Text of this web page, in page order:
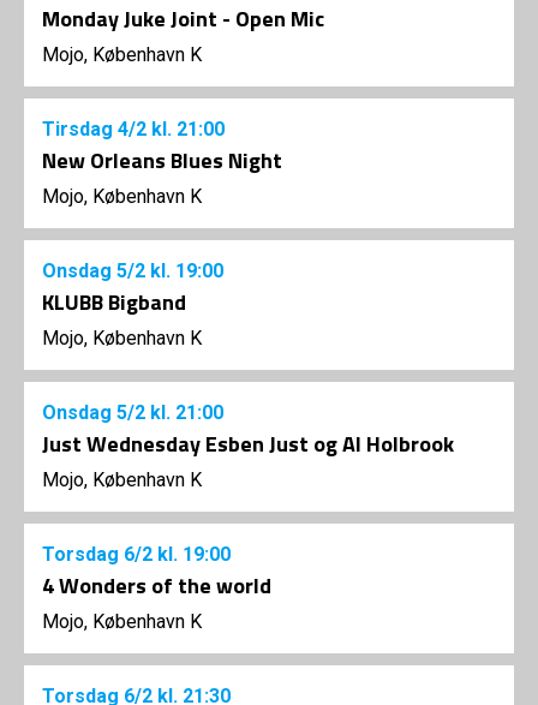
Monday Juke Joint - Open Mic
Mojo, København K
Tirsdag 4/2 kl. 21:00
New Orleans Blues Night
Mojo, København K
Onsdag 5/2 kl. 19:00
KLUBB Bigband
Mojo, København K
Onsdag 5/2 kl. 21:00
Just Wednesday Esben Just og Al Holbrook
Mojo, København K
Torsdag 6/2 kl. 19:00
4 Wonders of the world
Mojo, København K
Torsdag 6/2 kl. 21:30